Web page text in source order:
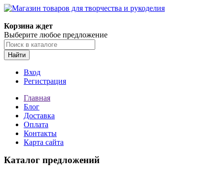
Корзина ждет
Выберите любое предложение
Найти
Вход
Регистрация
Главная
Блог
Доставка
Оплата
Контакты
Карта сайта
Каталог предложений